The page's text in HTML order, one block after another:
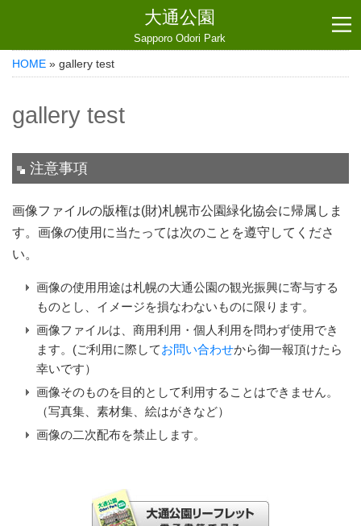
大通公園
Sapporo Odori Park
HOME » gallery test
gallery test
注意事項
画像ファイルの版権は(財)札幌市公園緑化協会に帰属しま
す。画像の使用に当たっては次のことを遵守してくださ
い。
画像の使用用途は札幌の大通公園の観光振興に寄与する
ものとし、イメージを損なわないものに限ります。
画像ファイルは、商用利用・個人利用を問わず使用でき
ます。(ご利用に際してお問い合わせから御一報頂けたら
幸いです）
画像そのものを目的として利用することはできません。
（写真集、素材集、絵はがきなど）
画像の二次配布を禁止します。